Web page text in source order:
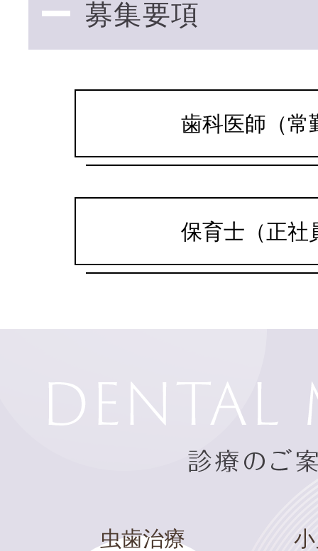
悪習慣の改善で
ORTHODONTICS
PERIODONTICS
募集要項
歯科医師（常
保育士（正社
虫歯治療